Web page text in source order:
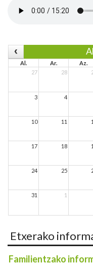
Al. Ar. Az.
27
28
3 4
10 11
17 18
24 25
31 1
Etxerako
Familientzako